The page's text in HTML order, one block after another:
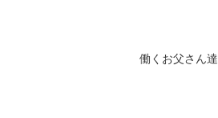
働くお父さん達